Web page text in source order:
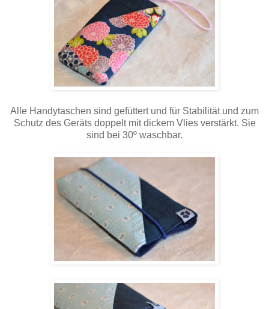
Alle Handytaschen sind gefüttert und für Stabilität und zum
Schutz des Geräts doppelt mit dickem Vlies verstärkt. Sie
sind bei 30º waschbar.